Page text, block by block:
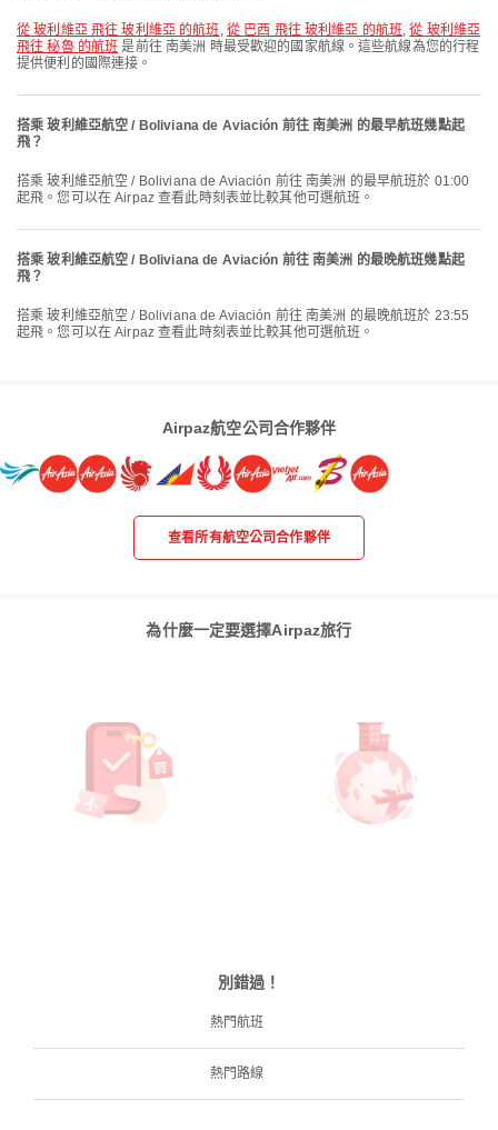
從 玻利維亞 飛往 玻利維亞 的航班 , 從 巴西 飛往 玻利維亞 的航班,從 玻利維亞
飛往 秘魯 的航班 是前往 南美洲 時最受歡迎的國家航線。這些航線為您的行程
提供便利的國際連接。
搭乘 玻利維亞航空 / Boliviana de Aviación 前往 南美洲 的最早航班幾點起
飛？
搭乘 玻利維亞航空 / Boliviana de Aviación 前往 南美洲 的最早航班於 01:00
起飛。您可以在 Airpaz 查看此時刻表並比較其他可選航班。
搭乘 玻利維亞航空 / Boliviana de Aviación 前往 南美洲 的最晚航班幾點起
飛？
搭乘 玻利維亞航空 / Boliviana de Aviación 前往 南美洲 的最晚航班於 23:55
起飛。您可以在 Airpaz 查看此時刻表並比較其他可選航班。
Airpaz航空公司合作夥伴
查看所有航空公司合作夥伴
為什麼一定要選擇Airpaz旅行
別錯過！
熱門航班
熱門路線